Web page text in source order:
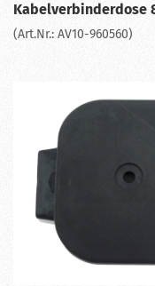
Kabelverbinderdose
(Art.Nr.: AV10-960560)